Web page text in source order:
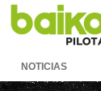
NOTICIAS